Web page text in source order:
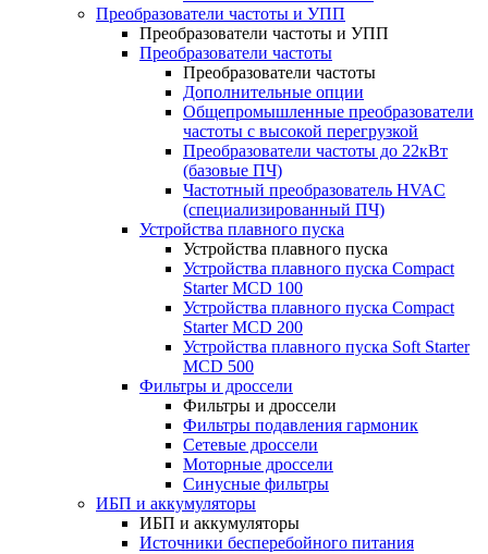
Преобразователи частоты и УПП
Преобразователи частоты и УПП
Преобразователи частоты
Преобразователи частоты
Дополнительные опции
Общепромышленные преобразователи
частоты с высокой перегрузкой
Преобразователи частоты до 22кВт
(базовые ПЧ)
Частотный преобразователь HVAC
(специализированный ПЧ)
Устройства плавного пуска
Устройства плавного пуска
Устройства плавного пуска Compact
Starter MCD 100
Устройства плавного пуска Compact
Starter MCD 200
Устройства плавного пуска Soft Starter
MCD 500
Фильтры и дроссели
Фильтры и дроссели
Фильтры подавления гармоник
Сетевые дроссели
Моторные дроссели
Синусные фильтры
ИБП и аккумуляторы
ИБП и аккумуляторы
Источники бесперебойного питания